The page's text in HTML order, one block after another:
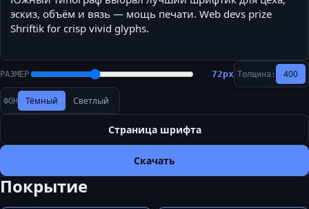
РАЗМЕР 72px Толщина: 400
ФОН Тёмный Светлый
Страница шрифта
Скачать
Покрытие